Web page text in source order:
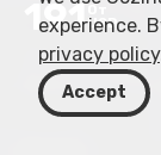
191USD
experience.
privacy policy
Accept